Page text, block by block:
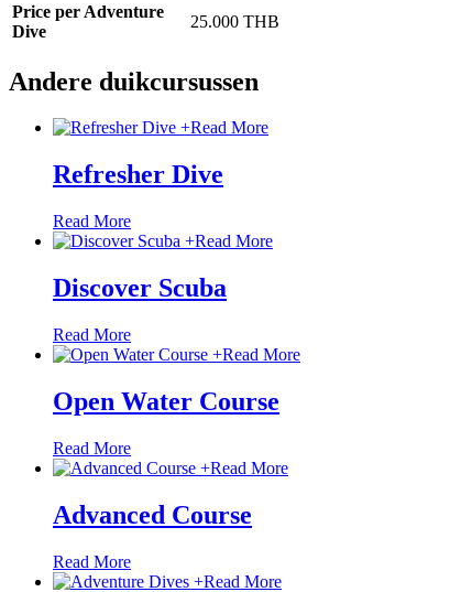
Price per Adventure
Dive
25.000 THB
Andere duikcursussen
+Read More
Refresher Dive
Read More
+Read More
Discover Scuba
Read More
+Read More
Open Water Course
Read More
+Read More
Advanced Course
Read More
+Read More